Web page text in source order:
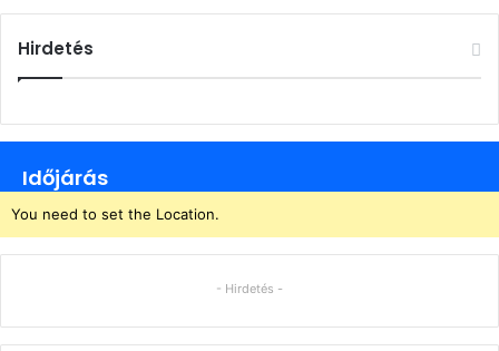
Hirdetés
Időjárás
You need to set the Location.
- Hirdetés -